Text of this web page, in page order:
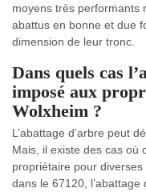
moyens très performants
abattus en bonne et due
dimension de leur tronc.
Dans quels cas
imposé aux
Wolxheim ?
L’abattage d’arbre peut
Mais, il existe des cas où
propriétaire pour diverses
dans le 67120, l’abattage